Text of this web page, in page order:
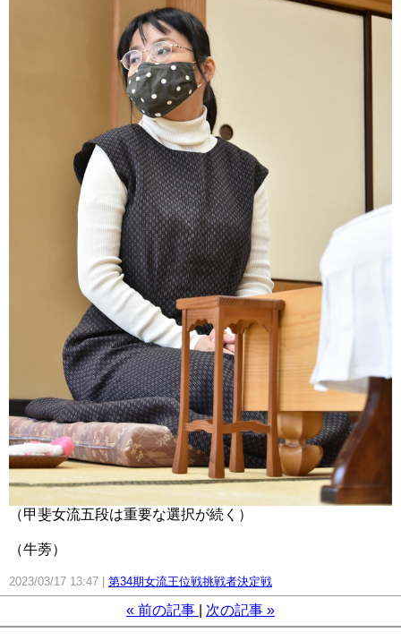
（甲斐女流五段は重要な選択が続く）
（牛蒡）
2023/03/17 13:47 第34期女流王位戦挑戦者決定戦
« 前の記事 次の記事 »